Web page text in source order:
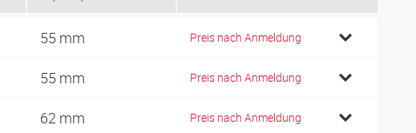
55 mm Preis nach Anmeldung
55 mm Preis nach Anmeldung
62 mm Preis nach Anmeldung